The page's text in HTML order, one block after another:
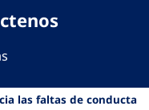
las faltas de conducta